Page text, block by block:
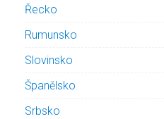
Řecko
Rumunsko
Slovinsko
Španělsko
Srbsko